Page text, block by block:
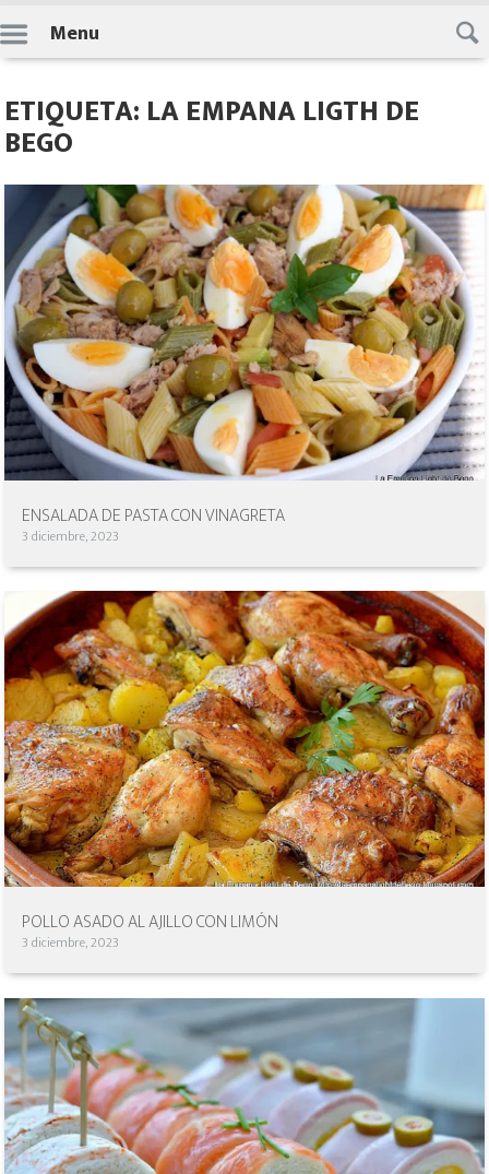
Skip
to
content
Menu
ETIQUETA: LA EMPANA LIGTH DE
BEGO
ENSALADA DE PASTA CON VINAGRETA
3 diciembre, 2023
POLLO ASADO AL AJILLO CON LIMÓN
3 diciembre, 2023